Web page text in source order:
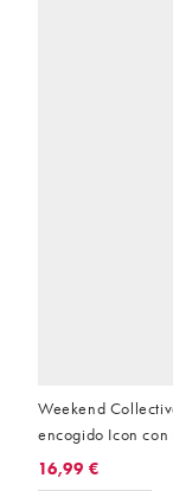
Weekend
encogido Icon
16,99 €